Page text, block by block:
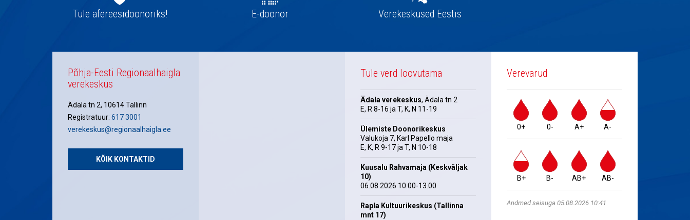
navigatsioonTule afereesidoonoriks! E-doonor Verekeskused Eestis
Põhja-Eesti Regionaalhaigla
verekeskus
Ädala tn 2, 10614 Tallinn
Registratuur: 617 3001
verekeskus@regionaalhaigla.ee
KÕIK KONTAKTID
Tule verd loovutama
Ädala verekeskus, Ädala tn 2
E, R 8-16 ja T, K, N 11-19
Ülemiste Doonorikeskus
Valukoja 7, Karl Papello maja
E, K, R 9-17 ja T, N 10-18
Kuusalu Rahvamaja (Keskväljak
10)
06.08.2026 10.00-13.00
Rapla Kultuurikeskus (Tallinna
mnt 17)
Verevarud
0+ 0- A+ A-
B+ B- AB+ AB-
Andmed seisuga 05.08.2026 10:41